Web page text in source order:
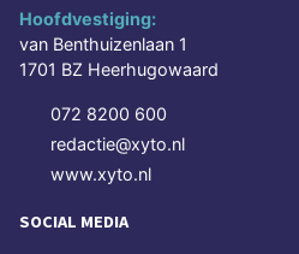
Hoofdvestiging:
van Benthuizenlaan 1
1701 BZ Heerhugowaard
072 8200 600
redactie@xyto.nl
www.xyto.nl
SOCIAL MEDIA